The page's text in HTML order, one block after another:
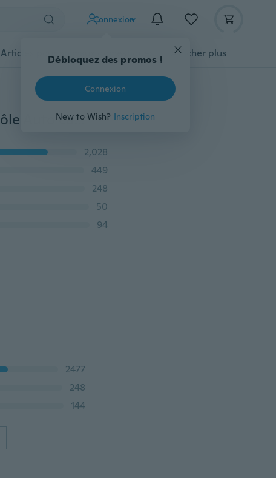
Connexion
Débloquez des promos !
Connexion
New to Wish? Inscription
Articles pour animaux domestiques Afficher plus
Autocollants d'avertissement fous me font sourire drôle Auto capots de voiture coffre Thriller fenêtre arrière corps pare-chocs vinyle autocollant autocollant
2,028
449
248
50
94
2477
248
144